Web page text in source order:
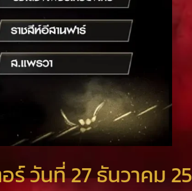
วันที่ 27 ธันวาคม